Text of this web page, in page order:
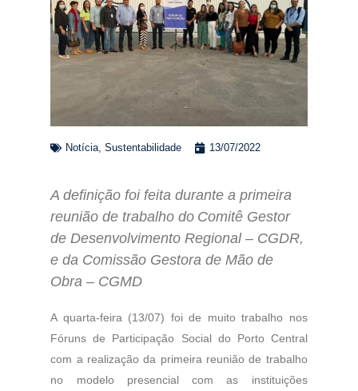
Notícia,Sustentabilidade 13/07/2022
A definição foi feita durante a primeira
reunião de trabalho do Comitê Gestor
de Desenvolvimento Regional – CGDR,
e da Comissão Gestora de Mão de
Obra – CGMD
A quarta-feira (13/07) foi de muito trabalho nos
Fóruns de Participação Social do Porto Central
com a realização da primeira reunião de trabalho
no modelo presencial com as instituições